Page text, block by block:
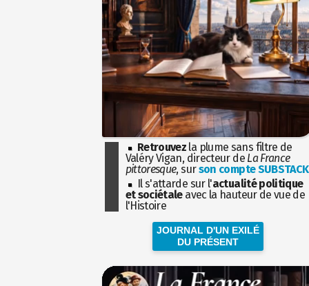
Retrouvez la plume sans filtre de
Valéry Vigan, directeur de La France
pittoresque, surson compte SUBSTACK
Il s'attarde sur l'actualité politique
et sociétaleavec la hauteur de vue de
l'Histoire
JOURNAL D'UN EXILÉ
DU PRÉSENT